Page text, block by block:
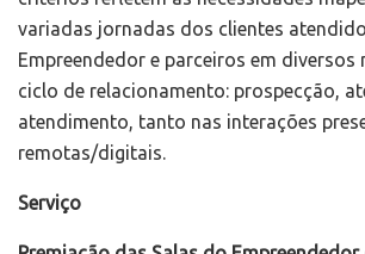
variadas jornadas dos clientes
Empreendedor e parceiros em
ciclo de relacionamento: prospecção,
atendimento, tanto nas interações
remotas/digitais.
Serviço